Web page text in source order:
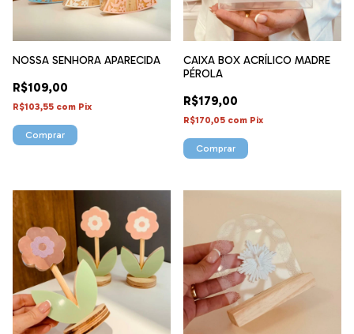
NOSSA SENHORA APARECIDA
R$109,00
R$103,55 com Pix
Comprar
CAIXA BOX ACRÍLICO MADRE
PÉROLA
R$179,00
R$170,05 com Pix
Comprar